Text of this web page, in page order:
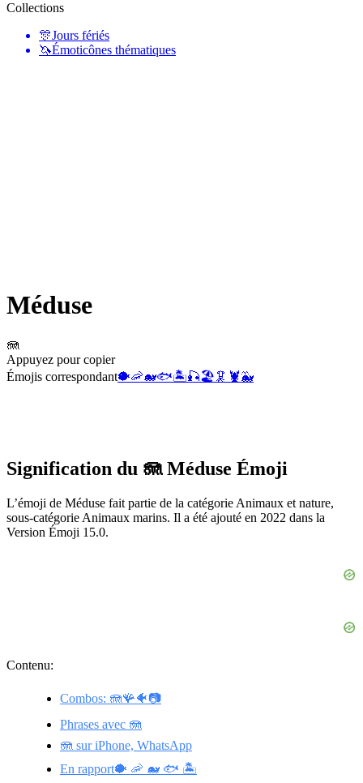
Collections
🎊Jours fériés
🦄Émoticônes thématiques
Méduse
🪼
Appuyez pour copier
Émojis correspondant🐡🦐🐋🐟🏝️🎣🏖️ 🦑 🦞🐳
Signification du 🪼 Méduse Émoji
L’émoji de Méduse fait partie de la catégorie Animaux et nature,
sous-catégorie Animaux marins. Il a été ajouté en 2022 dans la
Version Émoji 15.0.
Contenu:
Combos: 🪼🪸🐠📷
Phrases avec 🪼
🪼 sur iPhone, WhatsApp
En rapport🐡 🦐 🐋 🐟 🏝️